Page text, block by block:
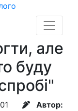
але
буду
Автор: